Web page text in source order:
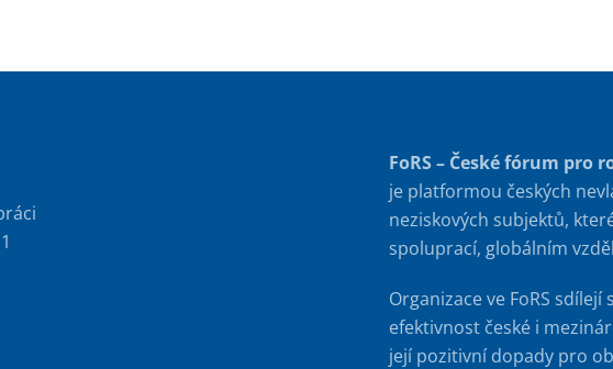
FoRS – České fórum pro
je platformou českých
neziskových subjektů,
spoluprací, globálním
Organizace ve FoRS
efektivnost české i
její pozitivní dopady pro